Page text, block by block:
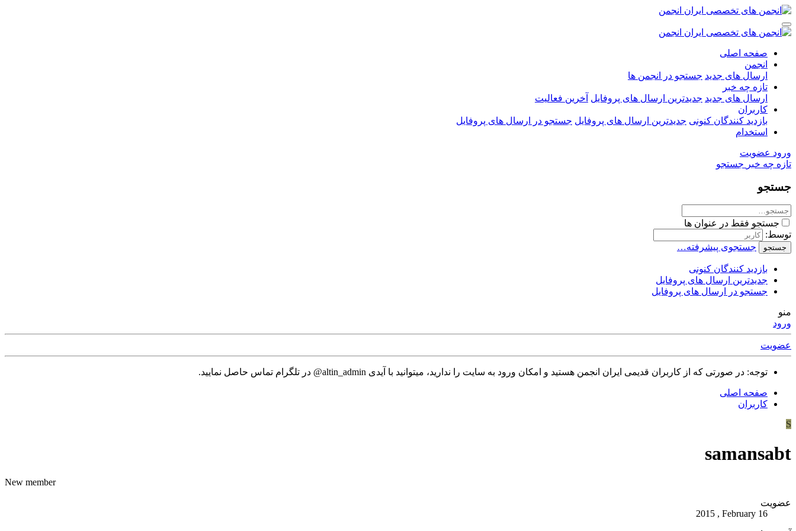
صفحه اصلی
انجمن
ارسال های جدید جستجو در انجمن ها
تازه چه خبر
ارسال های جدید جدیدترین ارسال های پروفایل آخرین فعالیت
کاربران
بازدید کنندگان کنونی جدیدترین ارسال های پروفایل جستجو در ارسال های پروفایل
استخدام
ورود عضویت
تازه چه خبر جستجو
جستجو
جستجو فقط در عنوان ها
توسط:
جستجو جستجوی پیشرفته…
بازدید کنندگان کنونی
جدیدترین ارسال های پروفایل
جستجو در ارسال های پروفایل
منو
ورود
عضویت
توجه: در صورتی که از کاربران قدیمی ایران انجمن هستید و امکان ورود به سایت را ندارید، میتوانید با آیدی altin_admin@ در تلگرام تماس حاصل نمایید.
صفحه اصلی
کاربران
S
samansabt
New member
عضویت
2015 , February 16